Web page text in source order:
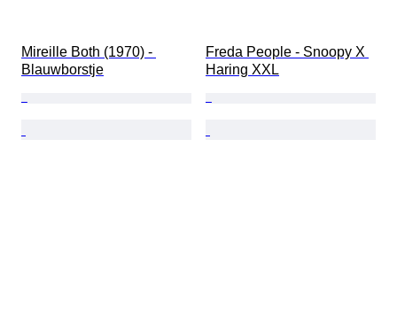
Mireille Both (1970) -
Blauwborstje
Freda People - Snoopy X
Haring XXL